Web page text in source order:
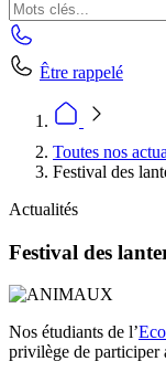
Être rappelé
Toutes nos
Festival des
Actualités
Festival des
Nos étudiants de l’
privilège de participer